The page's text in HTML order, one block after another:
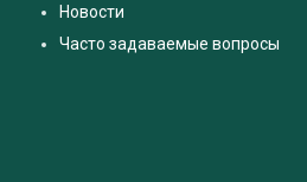
Новости
Часто задаваемые вопросы